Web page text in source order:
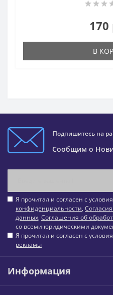
170
В
Подпишитесь на
Сообщим о
Я прочитал и согласен с
конфиденциальности,
данных, Соглашения об
со всеми юридическими
Я прочитал и согласен с
рекламы
Информация